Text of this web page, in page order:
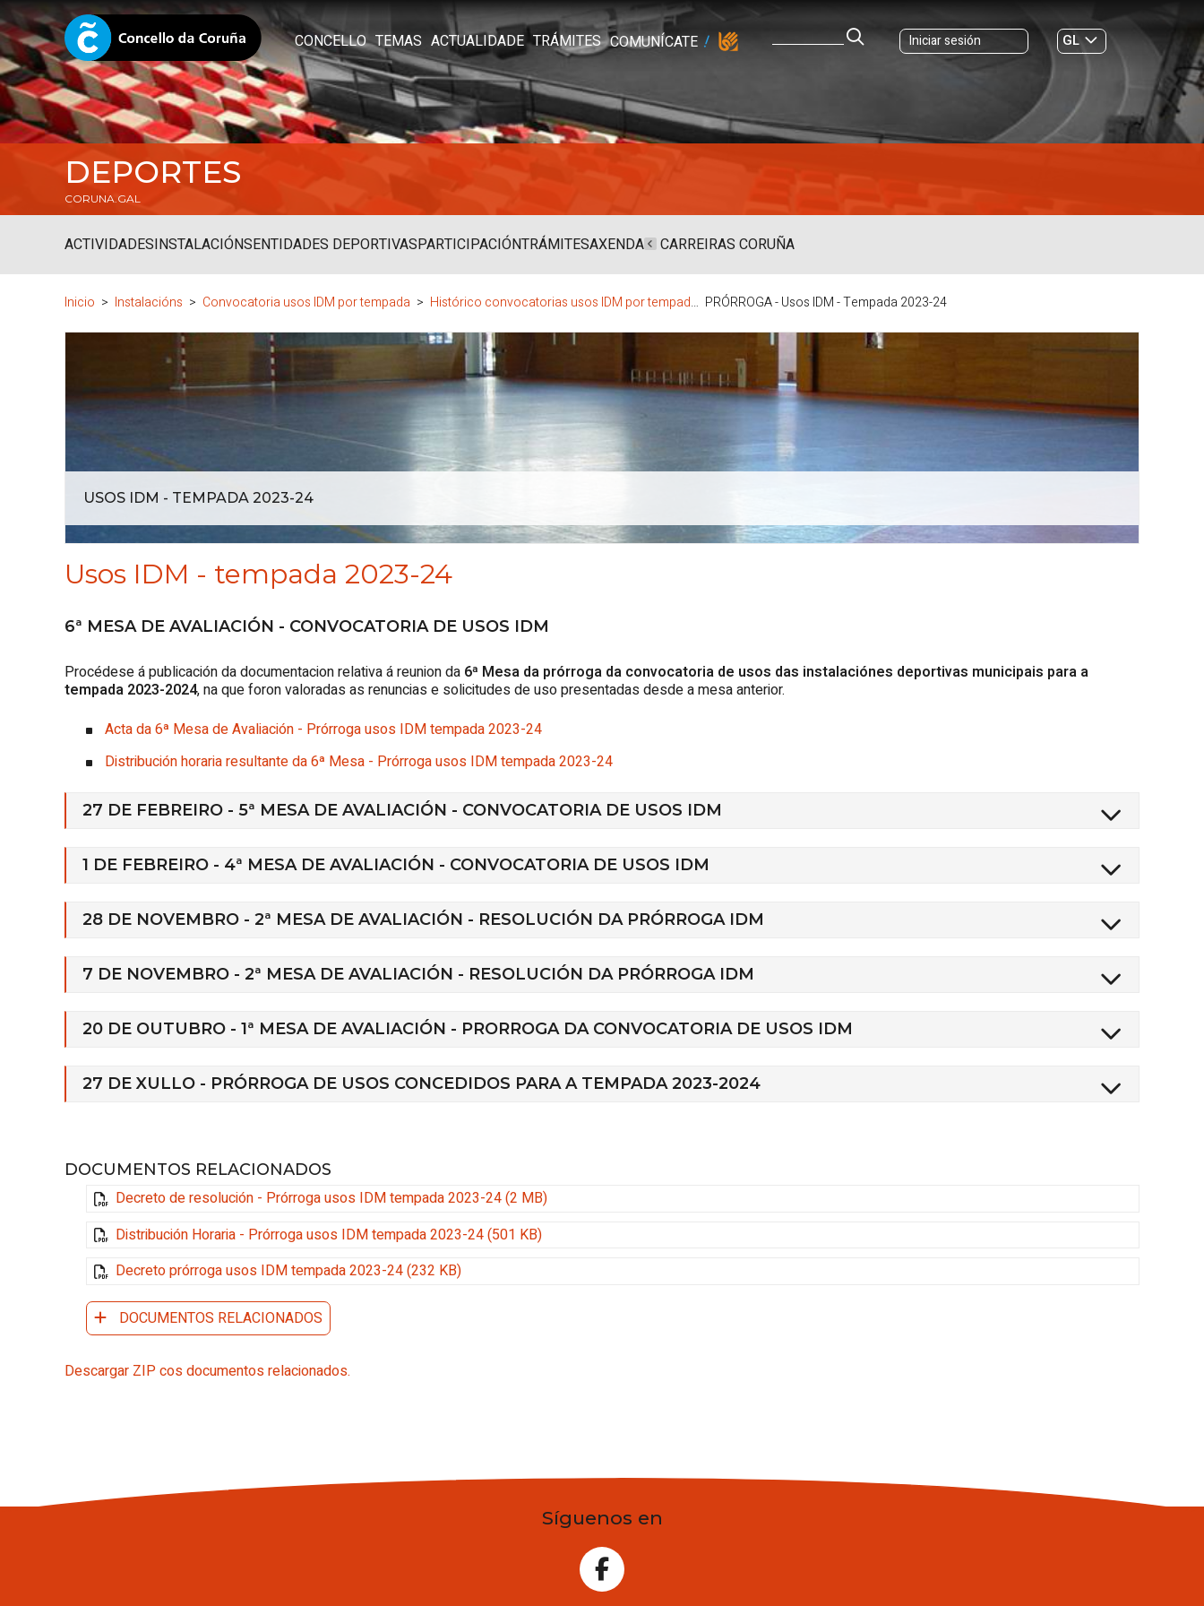
CONCELLO TEMAS ACTUALIDADE TRÁMITES COMUNÍCATE Iniciar sesión
GL
ES|
DEPORTES
CORUNA.GAL
ACTIVIDADESINSTALACIÓNSENTIDADES DEPORTIVASPARTICIPACIÓNTRÁMITESAXENDA CARREIRAS CORUÑA
Inicio Instalacións Convocatoria usos IDM por tempada Histórico convocatorias usos IDM por tempada PRÓRROGA - Usos IDM - Tempada 2023-24
USOS IDM - TEMPADA 2023-24
Usos IDM - tempada 2023-24
6ª MESA DE AVALIACIÓN - CONVOCATORIA DE USOS IDM
Procédese á publicación da documentacion relativa á reunion da 6ª Mesa da prórroga da convocatoria de usos das instalaciónes deportivas municipais para a
tempada 2023-2024, na que foron valoradas as renuncias e solicitudes de uso presentadas desde a mesa anterior.
Acta da 6ª Mesa de Avaliación - Prórroga usos IDM tempada 2023-24
Distribución horaria resultante da 6ª Mesa - Prórroga usos IDM tempada 2023-24
27 DE FEBREIRO - 5ª MESA DE AVALIACIÓN - CONVOCATORIA DE USOS IDM
1 DE FEBREIRO - 4ª MESA DE AVALIACIÓN - CONVOCATORIA DE USOS IDM
28 DE NOVEMBRO - 2ª MESA DE AVALIACIÓN - RESOLUCIÓN DA PRÓRROGA IDM
7 DE NOVEMBRO - 2ª MESA DE AVALIACIÓN - RESOLUCIÓN DA PRÓRROGA IDM
20 DE OUTUBRO - 1ª MESA DE AVALIACIÓN - PRORROGA DA CONVOCATORIA DE USOS IDM
27 DE XULLO - PRÓRROGA DE USOS CONCEDIDOS PARA A TEMPADA 2023-2024
DOCUMENTOS RELACIONADOS
Decreto de resolución - Prórroga usos IDM tempada 2023-24 (2 MB)
Distribución Horaria - Prórroga usos IDM tempada 2023-24 (501 KB)
Decreto prórroga usos IDM tempada 2023-24 (232 KB)
DOCUMENTOS RELACIONADOS
Descargar ZIP cos documentos relacionados.
Síguenos en